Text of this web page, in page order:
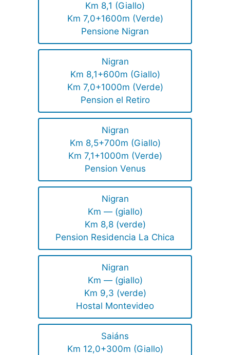
Km 8,1 (Giallo)
Km 7,0+1600m (Verde)
Pensione Nigran
Nigran
Km 8,1+600m (Giallo)
Km 7,0+1000m (Verde)
Pension el Retiro
Nigran
Km 8,5+700m (Giallo)
Km 7,1+1000m (Verde)
Pension Venus
Nigran
Km — (giallo)
Km 8,8 (verde)
Pension Residencia La Chica
Nigran
Km — (giallo)
Km 9,3 (verde)
Hostal Montevideo
Saiáns
Km 12,0+300m (Giallo)